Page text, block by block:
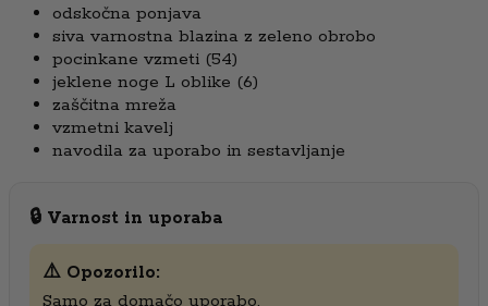
odskočna ponjava
siva varnostna blazina z zeleno obrobo
pocinkane vzmeti (54)
jeklene noge L oblike (6)
zaščitna mreža
vzmetni kavelj
navodila za uporabo in sestavljanje
🔒 Varnost in uporaba
⚠️ Opozorilo:
Samo za domačo uporabo.